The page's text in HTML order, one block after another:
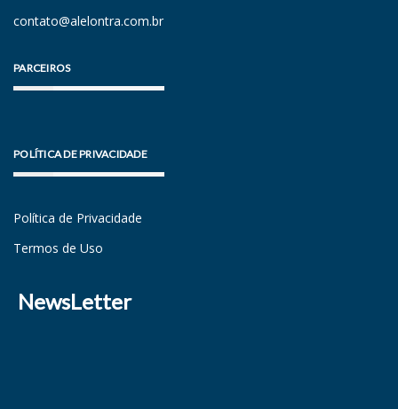
contato@alelontra.com.br
PARCEIROS
POLÍTICA DE PRIVACIDADE
Política de Privacidade
Termos de Uso
NewsLetter